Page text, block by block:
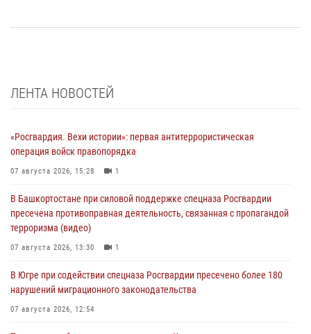
ЛЕНТА НОВОСТЕЙ
«Росгвардия. Вехи истории»: первая антитеррористическая
операция войск правопорядка
07 августа 2026, 15:28 1
В Башкортостане при силовой поддержке спецназа Росгвардии
пресечена противоправная деятельность, связанная с пропагандой
терроризма (видео)
07 августа 2026, 13:30 1
В Югре при содействии спецназа Росгвардии пресечено более 180
нарушений миграционного законодательства
07 августа 2026, 12:54